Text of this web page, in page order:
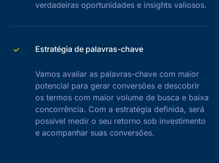
verdadeiras oportunidades e insights valiosos.
Estratégia de palavras-chave
Vamos avaliar as palavras-chave com maior
potencial para gerar conversões e descobrir
os termos com maior volume de busca e baixa
concorrência. Com a estratégia definida, será
possível medir o seu retorno sob investimento
e acompanhar suas conversões.